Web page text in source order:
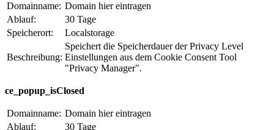
Domainname: Domain hier eintragen
Ablauf:
30 Tage
Speicherort:
Localstorage
Beschreibung:
Speichert die Speicherdauer der Privacy Level
Einstellungen aus dem Cookie Consent Tool
"Privacy Manager".
ce_popup_isClosed
Domainname: Domain hier eintragen
Ablauf:
30 Tage